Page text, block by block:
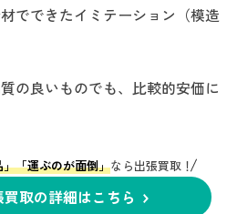
でできたイミテーション（模造
の良いものでも、比較的安価に
「運ぶのが面倒」なら出張買取！
取の詳細はこちら